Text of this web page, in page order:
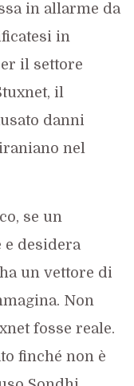
in allarme da
in
il settore
il
danni
nel
se un
e desidera
un vettore di
Non
fosse reale.
finché non è